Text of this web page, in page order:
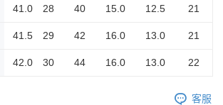
41.0 28 40 15.0 12.5 21
41.5 29 42 16.0 13.0 21
42.0 30 44 16.0 13.0 22
客服